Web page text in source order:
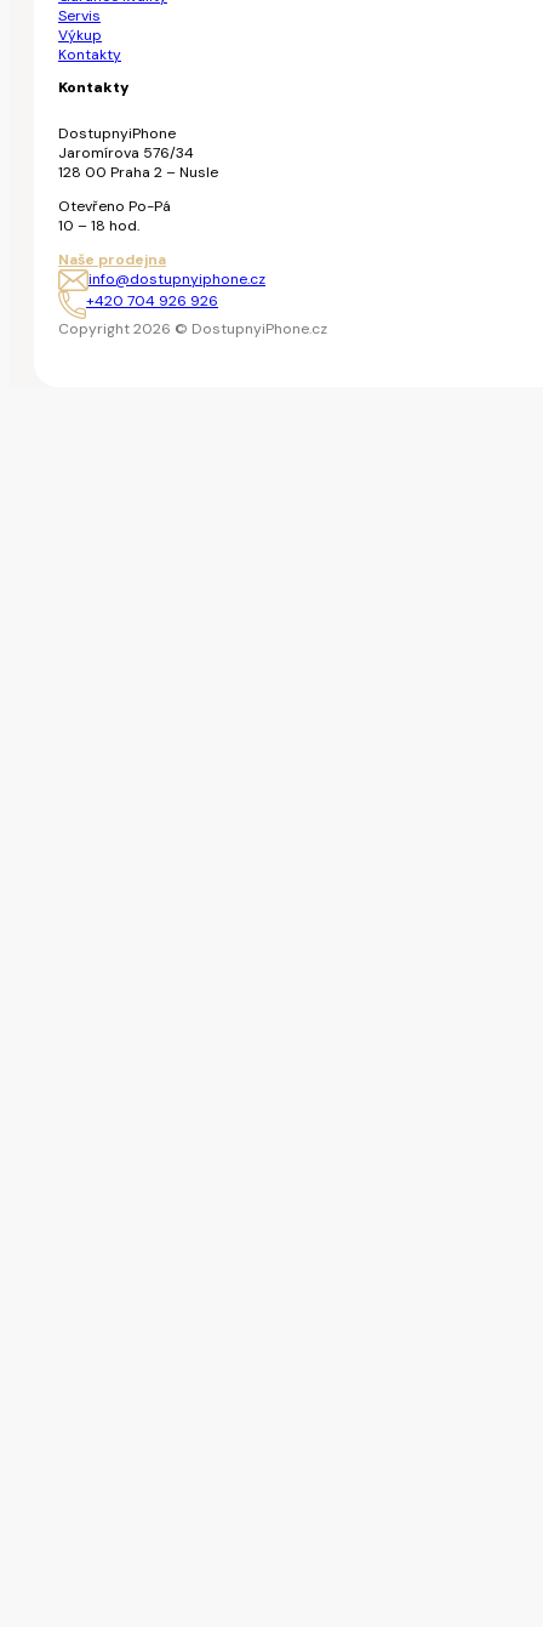
Servis
Výkup
Kontakty
Kontakty
DostupnyiPhone
Jaromírova 576/34
128 00 Praha 2 – Nusle
Otevřeno Po-Pá
10 – 18 hod.
Naše prodejna
info@dostupnyiphone.cz
+420 704 926 926
Copyright 2026 © DostupnyiPhone.cz